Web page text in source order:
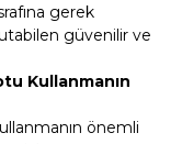
gerek
güvenilir ve
Kullanmanın
önemli